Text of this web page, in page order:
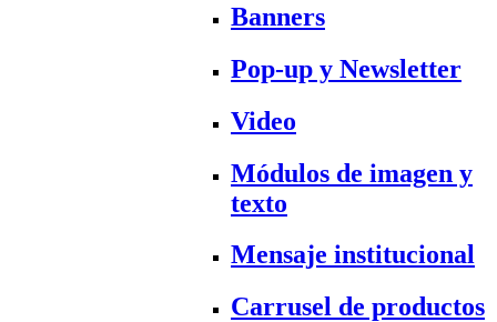
Banners
Pop-up y Newsletter
Video
Módulos de imagen y
texto
Mensaje institucional
Carrusel de productos